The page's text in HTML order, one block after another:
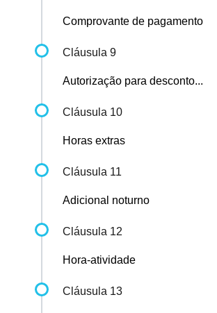
Comprovante de pagamento
Cláusula 9
Autorização para desconto...
Cláusula 10
Horas extras
Cláusula 11
Adicional noturno
Cláusula 12
Hora-atividade
Cláusula 13